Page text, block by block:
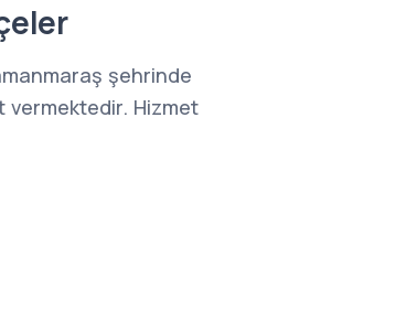
şehrinde
Hizmet